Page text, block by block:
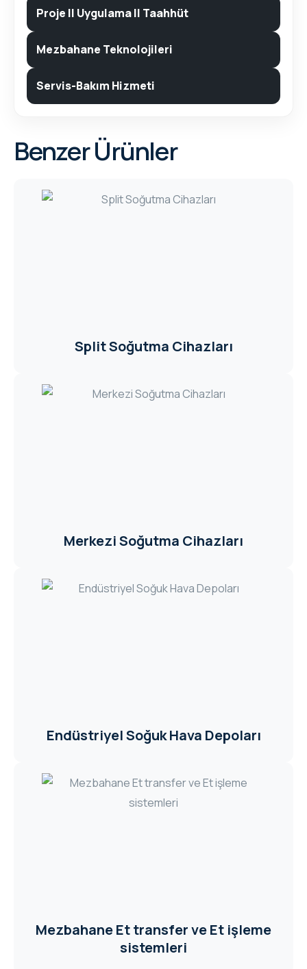
Proje II Uygulama II Taahhüt
Mezbahane Teknolojileri
Servis-Bakım Hizmeti
Benzer Ürünler
Split Soğutma Cihazları
Merkezi Soğutma Cihazları
Endüstriyel Soğuk Hava Depoları
Mezbahane Et transfer ve Et işleme
sistemleri